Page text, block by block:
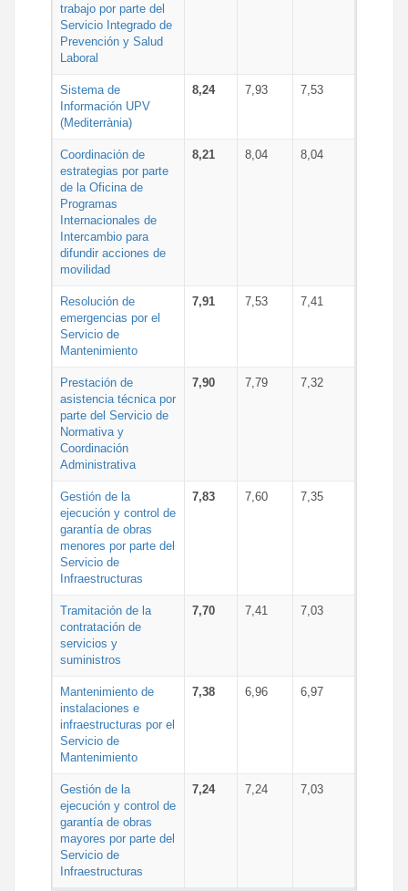
trabajo por parte del
Servicio Integrado de
Prevención y Salud
Laboral
Sistema de
Información UPV
(Mediterrània)
8,24 7,93 7,53
Coordinación de
estrategias por parte
de la Oficina de
Programas
Internacionales de
Intercambio para
difundir acciones de
movilidad
8,21 8,04 8,04
Resolución de
emergencias por el
Servicio de
Mantenimiento
7,91 7,53 7,41
Prestación de
asistencia técnica por
parte del Servicio de
Normativa y
Coordinación
Administrativa
7,90 7,79 7,32
Gestión de la
ejecución y control de
garantía de obras
menores por parte del
Servicio de
Infraestructuras
7,83 7,60 7,35
Tramitación de la
contratación de
servicios y
suministros
7,70 7,41 7,03
Mantenimiento de
instalaciones e
infraestructuras por el
Servicio de
Mantenimiento
7,38 6,96 6,97
Gestión de la
ejecución y control de
garantía de obras
mayores por parte del
Servicio de
Infraestructuras
7,24 7,24 7,03